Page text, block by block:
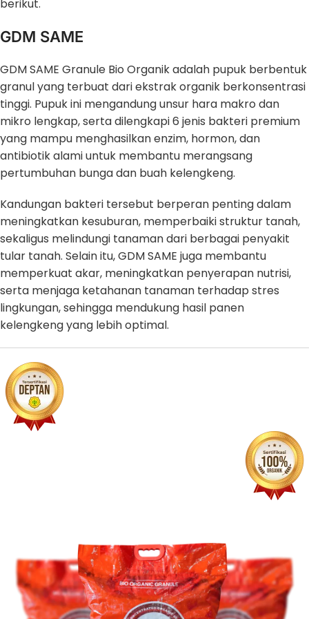
berikut.
GDM SAME
GDM SAME Granule Bio Organik adalah pupuk berbentuk
granul yang terbuat dari ekstrak organik berkonsentrasi
tinggi. Pupuk ini mengandung unsur hara makro dan
mikro lengkap, serta dilengkapi 6 jenis bakteri premium
yang mampu menghasilkan enzim, hormon, dan
antibiotik alami untuk membantu merangsang
pertumbuhan bunga dan buah kelengkeng.
Kandungan bakteri tersebut berperan penting dalam
meningkatkan kesuburan, memperbaiki struktur tanah,
sekaligus melindungi tanaman dari berbagai penyakit
tular tanah. Selain itu, GDM SAME juga membantu
memperkuat akar, meningkatkan penyerapan nutrisi,
serta menjaga ketahanan tanaman terhadap stres
lingkungan, sehingga mendukung hasil panen
kelengkeng yang lebih optimal.